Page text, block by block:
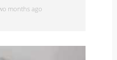
months ago